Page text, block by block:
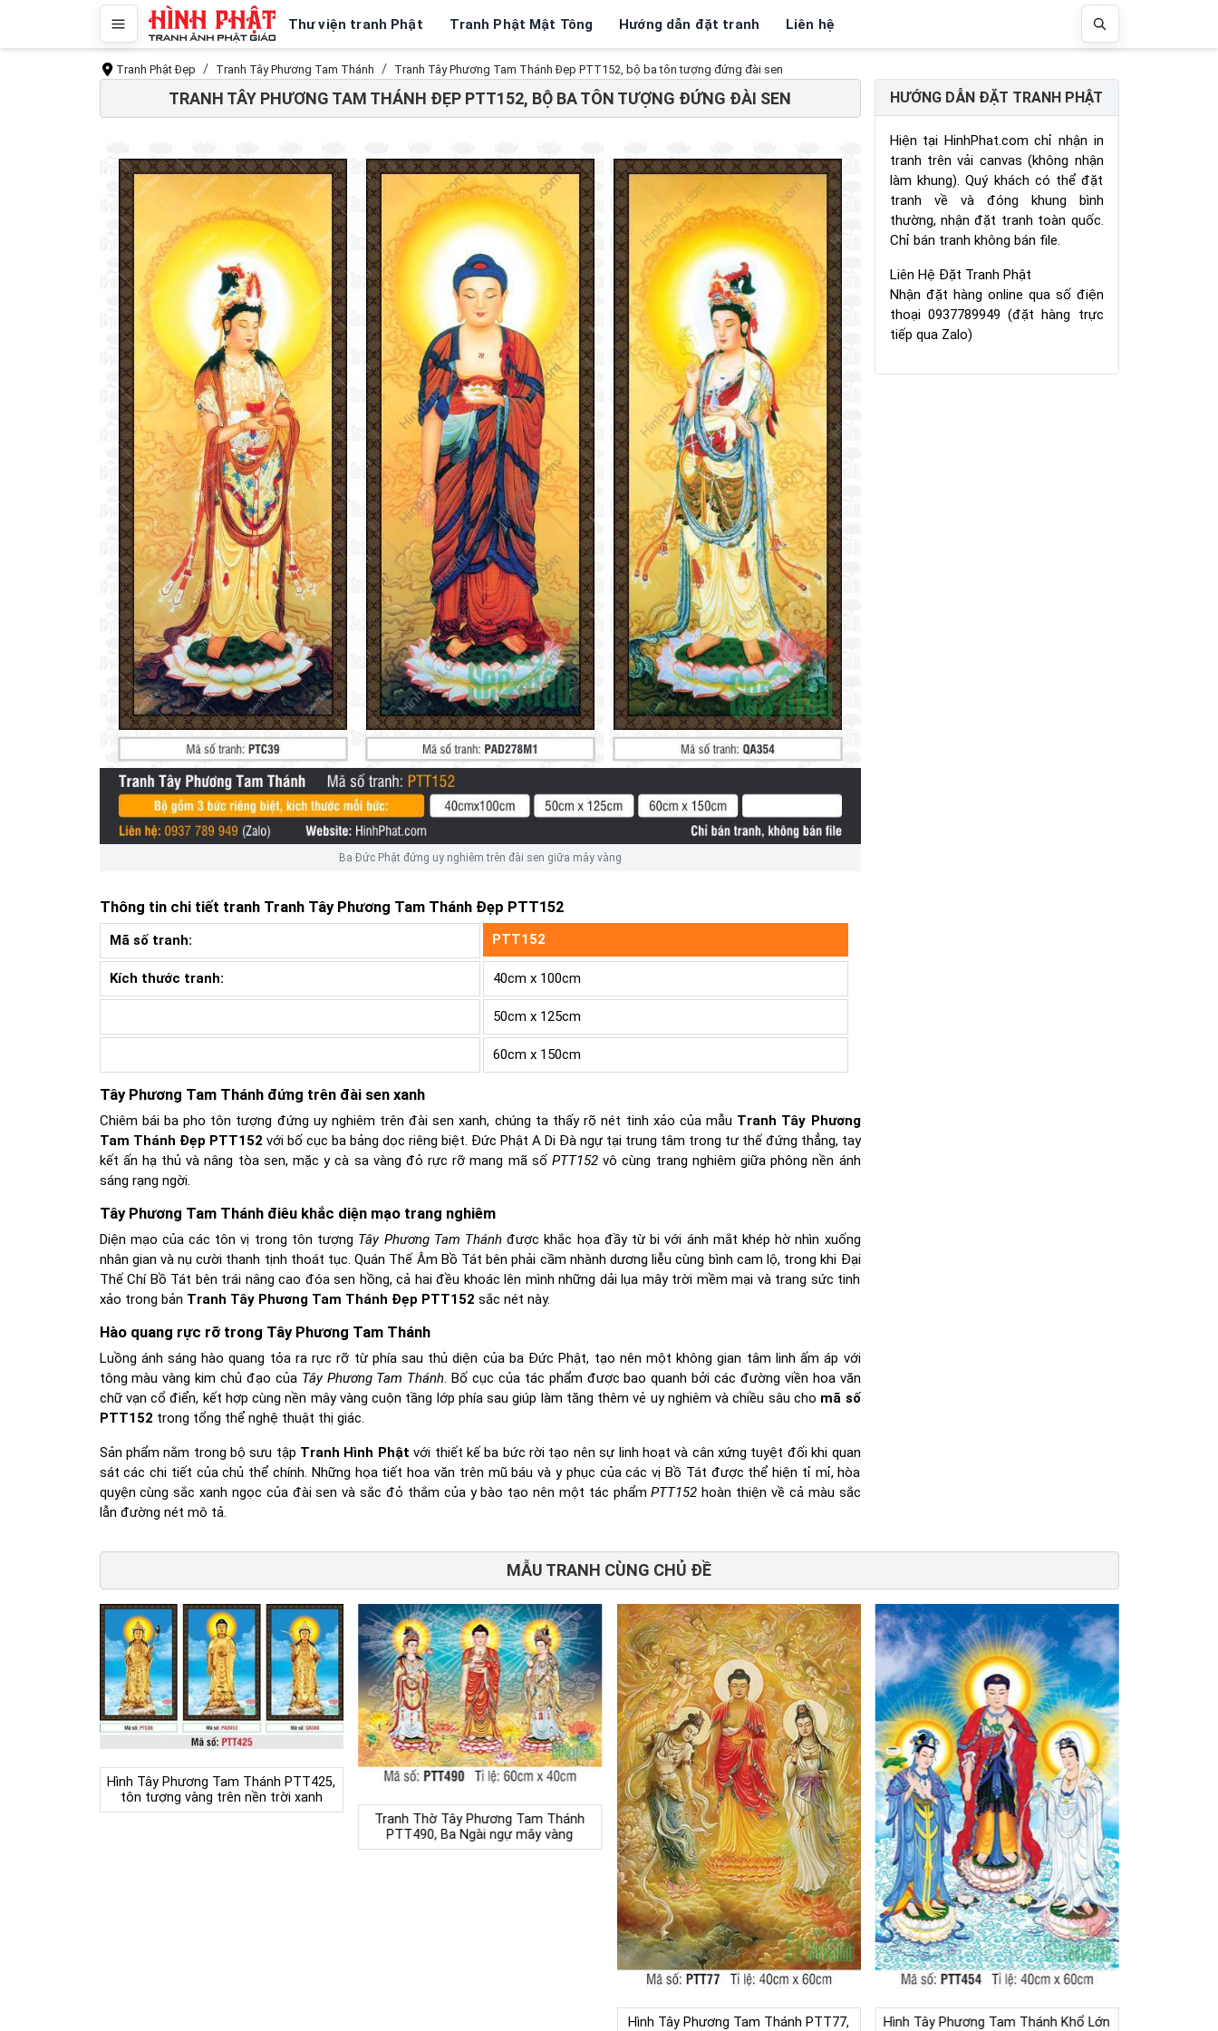
Thư viện tranh Phật Tranh Phật Mật Tông Hướng dẫn đặt tranh Liên hệ
Tranh Phật Đẹp Tranh Tây Phương Tam Thánh Tranh Tây Phương Tam Thánh Đẹp PTT152, bộ ba tôn tượng đứng đài sen
TRANH TÂY PHƯƠNG TAM THÁNH ĐẸP PTT152, BỘ BA TÔN TƯỢNG ĐỨNG ĐÀI SEN
Ba Đức Phật đứng uy nghiêm trên đài sen giữa mây vàng
Thông tin chi tiết tranh Tranh Tây Phương Tam Thánh Đẹp PTT152
Mã số tranh: PTT152
Kích thước tranh: 40cm x 100cm
50cm x 125cm
60cm x 150cm
Tây Phương Tam Thánh đứng trên đài sen xanh
Chiêm bái ba pho tôn tượng đứng uy nghiêm trên đài sen xanh, chúng ta thấy rõ nét tinh xảo của mẫu Tranh Tây Phương
Tam Thánh Đẹp PTT152 với bố cục ba bảng dọc riêng biệt. Đức Phật A Di Đà ngự tại trung tâm trong tư thế đứng thẳng, tay
kết ấn hạ thủ và nâng tòa sen, mặc y cà sa vàng đỏ rực rỡ mang mã sốPTT152 vô cùng trang nghiêm giữa phông nền ánh
sáng rạng ngời.
Tây Phương Tam Thánh điêu khắc diện mạo trang nghiêm
Diện mạo của các tôn vị trong tôn tượng Tây Phương Tam Thánhđược khắc họa đầy từ bi với ánh mắt khép hờ nhìn xuống
nhân gian và nụ cười thanh tịnh thoát tục. Quán Thế Âm Bồ Tát bên phải cầm nhành dương liễu cùng bình cam lộ, trong khi Đại
Thế Chí Bồ Tát bên trái nâng cao đóa sen hồng, cả hai đều khoác lên mình những dải lụa mây trời mềm mại và trang sức tinh
xảo trong bản Tranh Tây Phương Tam Thánh Đẹp PTT152 sắc nét này.
Hào quang rực rỡ trong Tây Phương Tam Thánh
Luồng ánh sáng hào quang tỏa ra rực rỡ từ phía sau thủ diện của ba Đức Phật, tạo nên một không gian tâm linh ấm áp với
tông màu vàng kim chủ đạo của Tây Phương Tam Thánh. Bố cục của tác phẩm được bao quanh bởi các đường viền hoa văn
chữ vạn cổ điển, kết hợp cùng nền mây vàng cuộn tầng lớp phía sau giúp làm tăng thêm vẻ uy nghiêm và chiều sâu cho mã số
PTT152 trong tổng thể nghệ thuật thị giác.
Sản phẩm nằm trong bộ sưu tập Tranh Hình Phật với thiết kế ba bức rời tạo nên sự linh hoạt và cân xứng tuyệt đối khi quan
sát các chi tiết của chủ thể chính. Những họa tiết hoa văn trên mũ báu và y phục của các vị Bồ Tát được thể hiện tỉ mỉ, hòa
quyện cùng sắc xanh ngọc của đài sen và sắc đỏ thắm của y bào tạo nên một tác phẩmPTT152 hoàn thiện về cả màu sắc
lẫn đường nét mô tả.
HƯỚNG DẪN ĐẶT TRANH PHẬT
Hiện tại HinhPhat.com chỉ nhận in
tranh trên vải canvas (không nhận
làm khung). Quý khách có thể đặt
tranh về và đóng khung bình
thường, nhận đặt tranh toàn quốc.
Chỉ bán tranh không bán file.
Liên Hệ Đặt Tranh Phật
Nhận đặt hàng online qua số điện
thoại 0937789949 (đặt hàng trực
tiếp qua Zalo)
MẪU TRANH CÙNG CHỦ ĐỀ
Hình Tây Phương Tam Thánh PTT425,
tôn tượng vàng trên nền trời xanh
Tranh Thờ Tây Phương Tam Thánh
PTT490, Ba Ngài ngự mây vàng
Hình Tây Phương Tam Thánh PTT77,
Hình Tây Phương Tam Thánh Khổ Lớn